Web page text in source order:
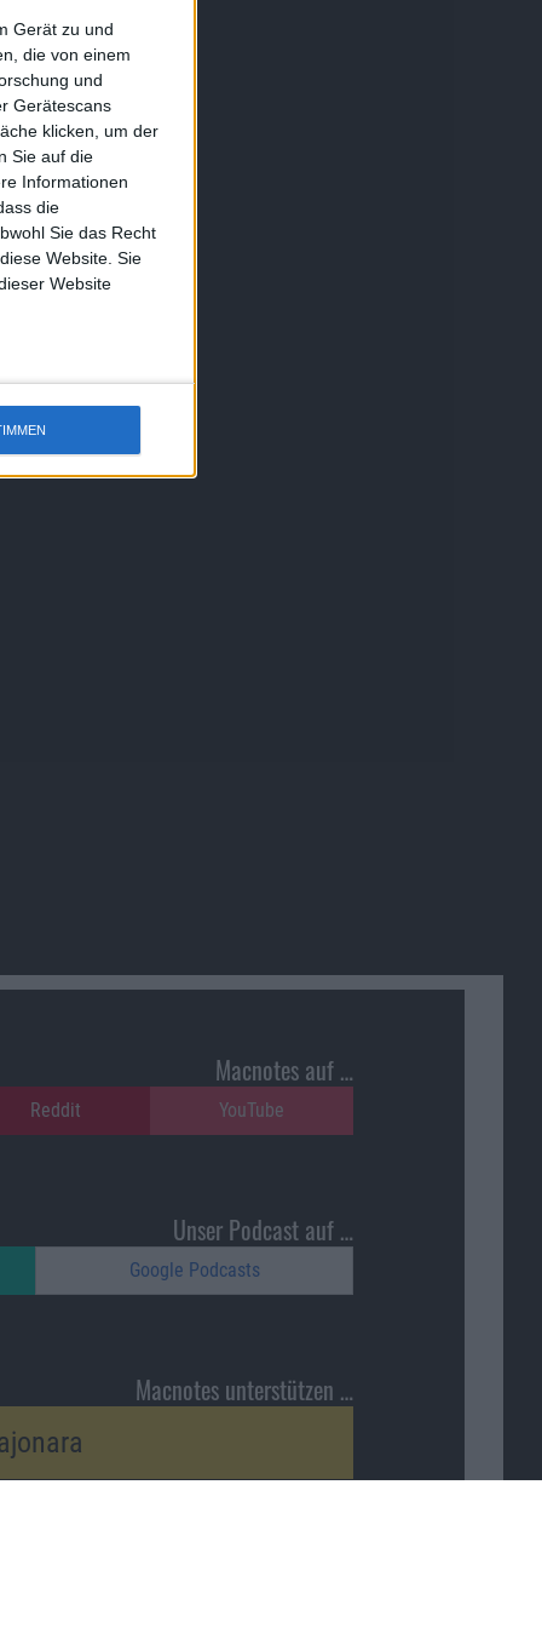
Gerät zu und
die von einem
und
Gerätescans
klicken, um der
Sie auf die
Informationen
die
Sie das Recht
Website. Sie
Website
Macnotes auf …
Reddit YouTube
Unser Podcast auf …
Google Podcasts
Macnotes unterstützen …